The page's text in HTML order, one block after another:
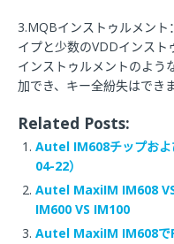
3.MQBインストゥルメント
イプと少数のVDDインスト
インストゥルメントのよう
加でき、キー全紛失はでき
Related Posts:
Autel IM608チップおよ
04-22）
Autel MaxiIM IM608
IM600 VS IM100
Autel MaxiIM IM608